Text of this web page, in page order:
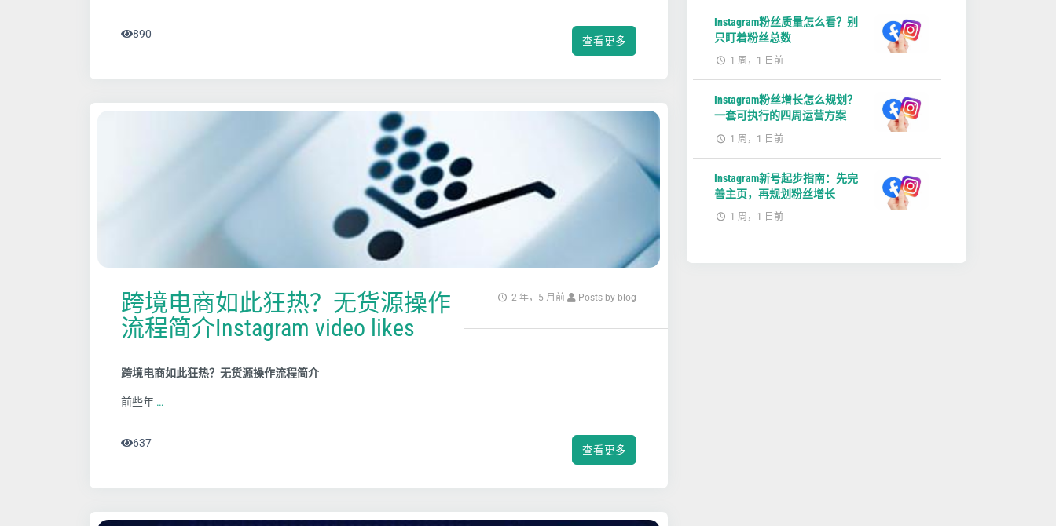
查看更多
890
2 年，5 月前 Posts by blog
跨境电商如此狂热？无货源操作
流程简介Instagram video likes
跨境电商如此狂热？无货源操作流程简介
前些年 …
查看更多
637
Instagram粉丝质量怎么看？别
只盯着粉丝总数
1 周，1 日前
Instagram粉丝增长怎么规划？
一套可执行的四周运营方案
1 周，1 日前
Instagram新号起步指南：先完
善主页，再规划粉丝增长
1 周，1 日前